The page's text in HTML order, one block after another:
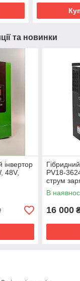
та новинки
інвертор
48V,
PV18-
струм
MPPT
В
16 000